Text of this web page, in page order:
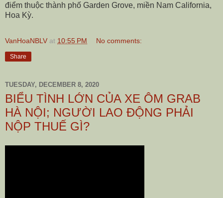
điểm thuộc thành phố Garden Grove, miền Nam California,
Hoa Kỳ.
VanHoaNBLV at 10:55 PM No comments:
Share
TUESDAY, DECEMBER 8, 2020
BIỂU TÌNH LỚN CỦA XE ÔM GRAB
HÀ NỘI; NGƯỜI LAO ĐỘNG PHẢI
NỘP THUẾ GÌ?